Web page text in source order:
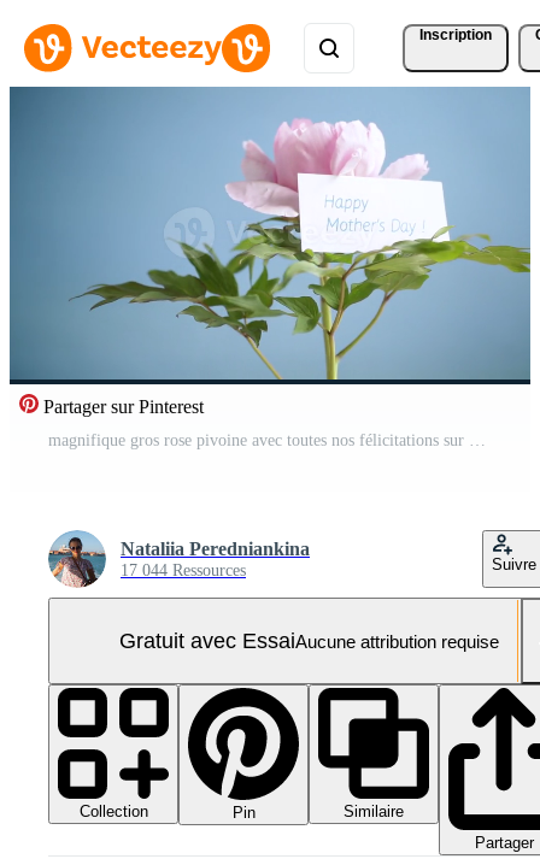
Inscription
Partager sur Pinterest
magnifique gros rose pivoine avec toutes nos félicitations sur de la mère journée Vidéo Pro
Nataliia Peredniankina
17 044 Ressources Suivre
Gratuit avec EssaiAucune attribution requise
Collection Pin
Similaire
Partager